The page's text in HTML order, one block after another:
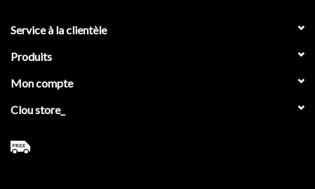
Service à la clientèle
Produits
Mon compte
Clou store_